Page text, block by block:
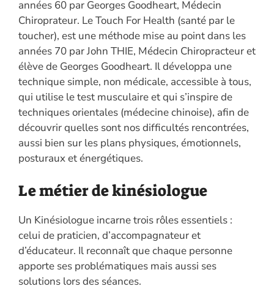
années 60 par Georges Goodheart, Médecin
Chiroprateur. Le Touch For Health (santé par le
toucher), est une méthode mise au point dans les
années 70 par John THIE, Médecin Chiropracteur et
élève de Georges Goodheart. Il développa une
technique simple, non médicale, accessible à tous,
qui utilise le test musculaire et qui s’inspire de
techniques orientales (médecine chinoise), afin de
découvrir quelles sont nos difficultés rencontrées,
aussi bien sur les plans physiques, émotionnels,
posturaux et énergétiques.
Le métier de kinésiologue
Un Kinésiologue incarne trois rôles essentiels :
celui de praticien, d’accompagnateur et
d’éducateur. Il reconnaît que chaque personne
apporte ses problématiques mais aussi ses
solutions lors des séances.